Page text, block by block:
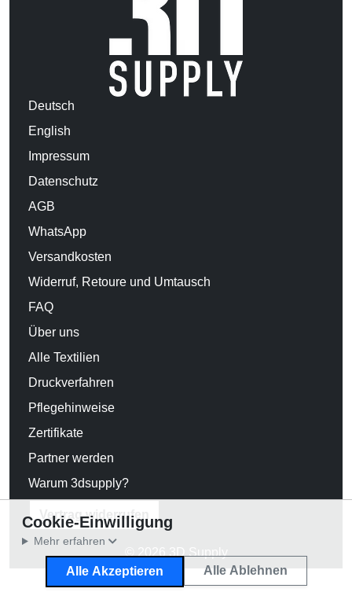
Deutsch
English
Impressum
Datenschutz
AGB
WhatsApp
Versandkosten
Widerruf, Retoure und Umtausch
FAQ
Über uns
Alle Textilien
Druckverfahren
Pflegehinweise
Zertifikate
Partner werden
Warum 3dsupply?
Vertrag widerrufen
© 2026 3D Supply
Cookie-Einwilligung
Mehr erfahren
Alle Akzeptieren Alle Ablehnen